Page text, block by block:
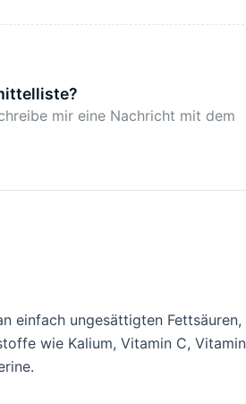
mir eine Nachricht mit dem
einfach ungesättigten
wie Kalium, Vitamin C,